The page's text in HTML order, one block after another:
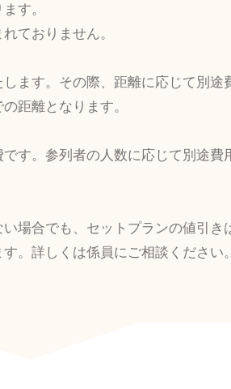
す。
ておりません。
ます。その際、距離に応じて別途
距離となります。
す。参列者の人数に応じて別途
場合でも、セットプランの値引き
。詳しくは係員にご相談ください